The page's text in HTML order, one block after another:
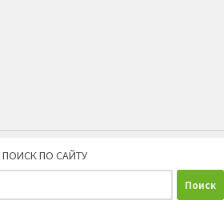
ПОИСК ПО САЙТУ